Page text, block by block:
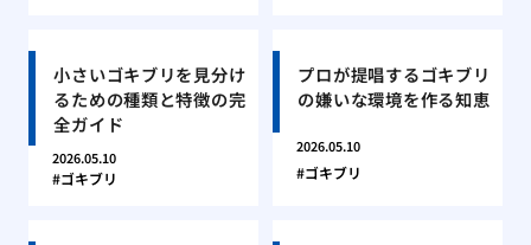
小さいゴキブリを見分け
るための種類と特徴の完
全ガイド
2026.05.10
ゴキブリ
プロが提唱するゴキブリ
の嫌いな環境を作る知恵
2026.05.10
ゴキブリ